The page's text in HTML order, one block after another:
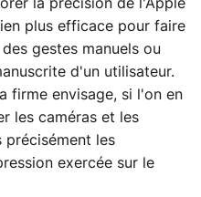
la précision de l'Apple
plus efficace pour faire
gestes manuels ou
d'un utilisateur.
firme envisage, si l'on en
les caméras et les
précisément les
exercée sur le